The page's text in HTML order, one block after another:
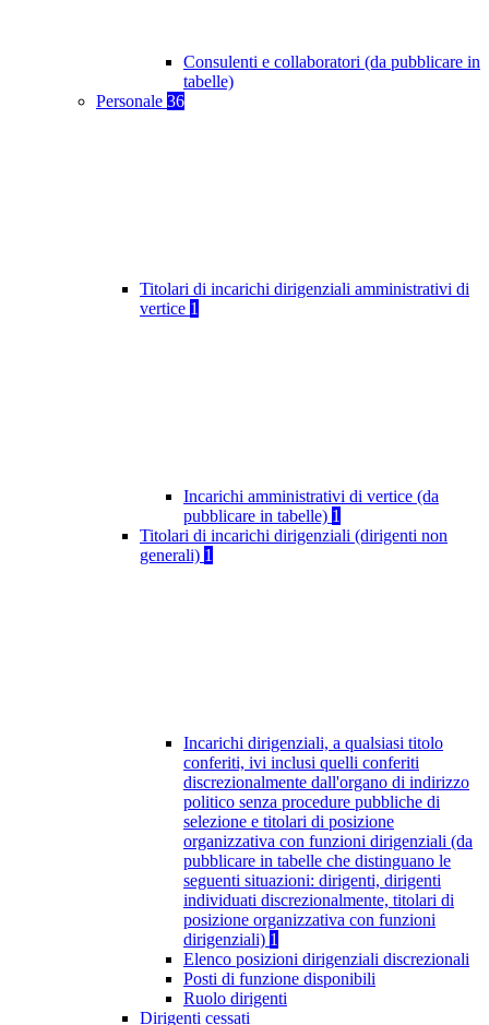
Consulenti e collaboratori (da pubblicare in
tabelle)
Personale 36
Titolari di incarichi dirigenziali amministrativi di
vertice 1
Incarichi amministrativi di vertice (da
pubblicare in tabelle) 1
Titolari di incarichi dirigenziali (dirigenti non
generali) 1
Incarichi dirigenziali, a qualsiasi titolo
conferiti, ivi inclusi quelli conferiti
discrezionalmente dall'organo di indirizzo
politico senza procedure pubbliche di
selezione e titolari di posizione
organizzativa con funzioni dirigenziali (da
pubblicare in tabelle che distinguano le
seguenti situazioni: dirigenti, dirigenti
individuati discrezionalmente, titolari di
posizione organizzativa con funzioni
dirigenziali) 1
Elenco posizioni dirigenziali discrezionali
Posti di funzione disponibili
Ruolo dirigenti
Dirigenti cessati